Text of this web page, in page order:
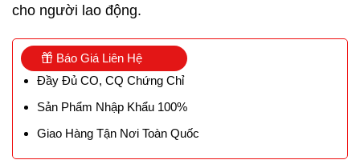
cho người lao động.
Báo Giá Liên Hệ
Đầy Đủ CO, CQ Chứng Chỉ
Sản Phẩm Nhập Khẩu 100%
Giao Hàng Tận Nơi Toàn Quốc